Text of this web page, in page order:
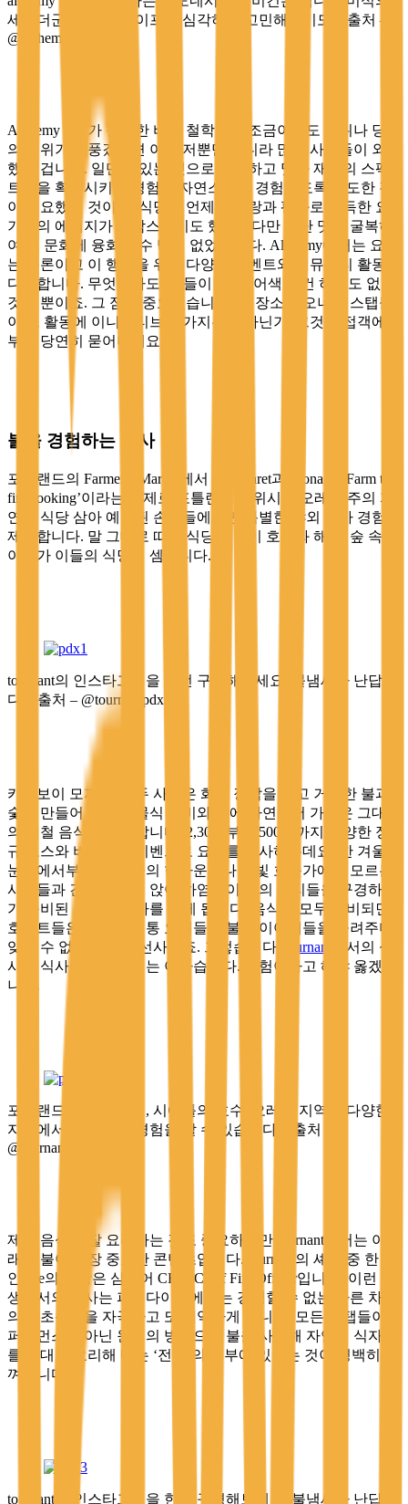
세계더군요. 비건 라이프를 심각하게 고민해보기도. <출처 –
@alchemybali>
Alchemy Bali가 철저한 비건 철학으로 조금이라도 권위나 당위
의 분위기를 풍겼다면 아마 저뿐만 아니라 많은 사람들이 외면
했을 겁니다. 일단 맛있는 것으로 제안하고 맛과 재료의 스펙
트럼을 확장시키는 경험을 자연스럽게 경험하도록 유도한 것
이 주요했던 것이죠. 식당은 언제나 사랑과 평화로 가득한 요
기들의 에너지가 부담스럽기도 했습니다만 일단 맛에 굴복하
여 그 문화에 융화될 수 밖에 없었습니다. Alchemy에서는 요가
는 물론이고 이 행성을 위한 다양한 이벤트와 커뮤니티 활동도
다양합니다. 무엇보다도 ‘그들이’ 해서 어색할 건 하나도 없는
것들 뿐이죠. 그 점이 중요했습니다. 그 장소의 오너나 스탭들
이 그 활동에 이니셔티브를 가지는가 아닌가. 그것은 접객에서
부터 당연히 묻어나지요.
불을 경험하는 식사
포틀랜드의 Farmer’s Market에서 만난 Jaret과 Mona는 ‘Farm to
fire cooking’이라는 주제로 포틀랜드를 위시한 오레곤 주의 자
연을 식당 삼아 예약된 손님들에게만 특별한 야외 식사 경험을
제공합니다. 말 그대로 따로 식당이 없이 호수와 해안, 숲 속의
야외가 이들의 식당인 셈입니다.
tournant의 인스타그램을 한번 구경해보세요. 불냄새가 난답니
다. <출처 – @tournantpdx>
카우보이 모자를 쓴 두 사람은 화염 장갑을 끼고 거대한 불과
숯을 만들어 거친 주물식 냄비와 팬에 자연에서 가져온 그대로
의 제철 음식을 요리합니다. 2,30명부터 500명까지 다양한 정
규 코스와 비스포크 이벤트로 요리를 선사하는데요. 한 겨울의
눈밭에서부터 깊은 숲의 한가운데나 달빛 호숫가에서 모르는
사람들과 긴 테이블에 앉아 하염없이 불의 요리들을 구경하다
가 준비된 코스의 식사를 받게 됩니다. 음식이 모두 준비되면
호스트들은 야생의 전통 요리들과 불의 이야기들을 들려주며
잊을 수 없는 경험을 선사하죠. 그렇습니다.
tournant
에서의 식
사는 식사라고 부르기는 아까습니다. 경험이라고 해야 옳겠습
니다.
포틀랜드의 숲과 해변, 시애틀의 호수. 오레곤 지역의 다양한
자연에서 이 독특한 경험을 할 수 있습니다. <출처 –
@tournantpdx>
제철 음식을 잘 요리하는 것도 중요하지만 tournant에서는 아무
래도 불이 가장 중요한 콘텐츠입니다. tournant의 셰프 중 한 명
인 Joe의 직함은 심지어 CFO, Chief Fire Officer입니다. 이런 야
생에서의 식사는 파인다이닝에서는 경험할 수 없는 다른 차원
의 말초신경을 자극하고 또 기억하게 됩니다. 모든 스탭들이
퍼포먼스가 아닌 원시의 방법으로 불을 사용해 자연의 식자재
를 그대로 요리해 내는 ‘전통’의 일부에 있다는 것이 명백히 느
껴집니다.
tournant의 인스타그램을 한번 구경해보세요. 불냄새가 난답니